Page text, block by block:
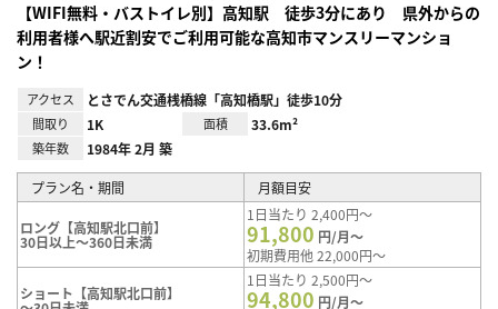
【WIFI無料・バストイレ別】高知駅 徒歩3分にあり 県外からの
利用者様へ駅近割安でご利用可能な高知市マンスリーマンショ
ン！
アクセス とさでん交通桟橋線「高知橋駅」徒歩10分
間取り 1K 面積 33.6m²
築年数 1984年 2月 築
プラン名・期間 月額目安
ロング【高知駅北口前】
30日以上～360日未満
1日当たり 2,400円～
91,800 円/月～
初期費用他 22,000円～
ショート【高知駅北口前】
1日当たり 2,500円～
94,800 円/月～